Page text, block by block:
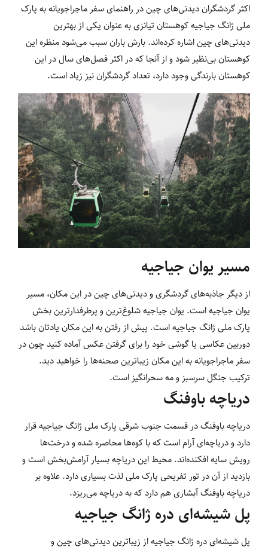
اکثر گردشگران دیدنی‌های چین در راهنمای سفر ماجراجویانه به پارک
ملی ژانگ جیاجیه کوهستان تیانزی به عنوان یکی از بهترین
دیدنی‌های چین اشاره کرده‌اند. بارش باران سبب می‌شود منظره این
کوهستان بی‌نظیر شود و از آنجا که در اکثر فصل‌های سال در این
کوهستان بارندگی وجود دارد، تعداد گردشگران نیز زیاد است.
مسیر یوان جیاجیه
از دیگر جاذبه‌های گردشگری و دیدنی‌های چین در این مکان، مسیر
یوان جیاجیه است. یوان جیاجیه شلوغ‌ترین و پرطرفدارترین بخش
پارک ملی ژانگ جیاجیه است. پیش از رفتن به این مکان یادتان باشد
دوربین عکاسی یا گوشی خود را برای گرفتن عکس آماده کنید چون در
سفر ماجراجویانه به این مکان زیباترین صحنه‌ها را خواهید دید.
ترکیب جنگل سرسبز و مه سحرانگیز است.
دریاچه باوفنگ
دریاچه باوفنگ در قسمت جنوب شرقی پارک ملی ژانگ جیاجیه قرار
دارد و دریاچه‌ای آرام است که با کوه‌ها محاصره شده و درخت‌ها
رویش سایه افکنده‌اند. محیط این دریاچه بسیار آرامش‌بخش است و
بازدید از آن در تور تفریحی پارک ملی لذت بسیاری دارد. علاوه بر
دریاچه باوفنگ آبشاری هم دارد که به دریاچه می‌ریزد.
پل شیشه‌ای دره ژانگ جیاجیه
پل شیشه‌ای دره ژانگ جیاجیه از زیباترین دیدنی‌های چین و